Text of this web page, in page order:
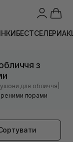
БЕСТСЕЛЕРИ
з
для обличчя
порами